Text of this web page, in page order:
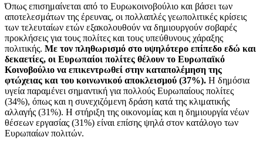
Όπως επισημαίνεται από το Ευρωκοινοβούλιο και βάσει των
αποτελεσμάτων της έρευνας, οι πολλαπλές γεωπολιτικές κρίσεις
των τελευταίων ετών εξακολουθούν να δημιουργούν σοβαρές
προκλήσεις για τους πολίτες και τους υπεύθυνους χάραξης
πολιτικής. Με τον πληθωρισμό στο υψηλότερο επίπεδο εδώ και
δεκαετίες, οι Ευρωπαίοι πολίτες θέλουν το Ευρωπαϊκό
Κοινοβούλιο να επικεντρωθεί στην καταπολέμηση της
φτώχειας και του κοινωνικού αποκλεισμού (37%). Η δημόσια
υγεία παραμένει σημαντική για πολλούς Ευρωπαίους πολίτες
(34%), όπως και η συνεχιζόμενη δράση κατά της κλιματικής
αλλαγής (31%). Η στήριξη της οικονομίας και η δημιουργία νέων
θέσεων εργασίας (31%) είναι επίσης ψηλά στον κατάλογο των
Ευρωπαίων πολιτών.